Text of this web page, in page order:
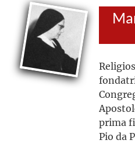
prima
Pio da
onori